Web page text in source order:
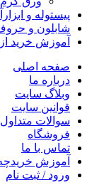
پیستوله و
شابلون و
آموزش خرید
صفحه اصلی
درباره ما
وبلاگ سایت
قوانین سایت
سوالات متداول
فروشگاه
تماس با ما
آموزش خرید
ورود / ثبت نام